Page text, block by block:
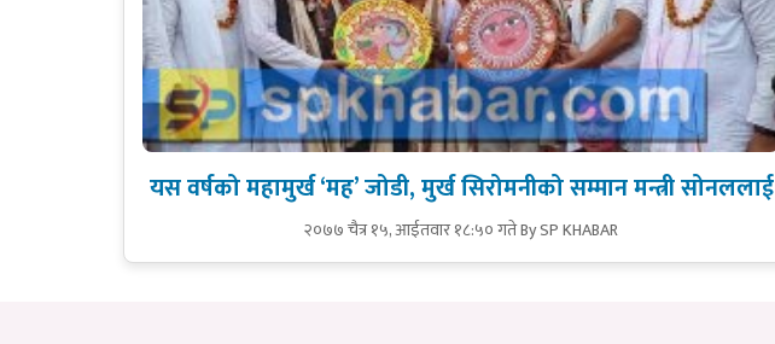
यस वर्षको महामुर्ख ‘मह’ जोडी, मुर्ख सिरोमनीको सम्मान मन्त्री सोनललाई
२०७७ चैत्र १५, आईतवार १८:५० गतेBy SP KHABAR